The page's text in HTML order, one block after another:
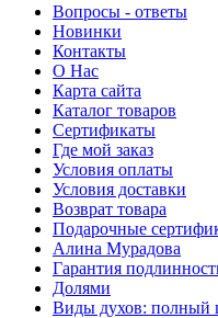
Вопросы - ответы
Новинки
Контакты
О Нас
Карта сайта
Каталог товаров
Сертификаты
Где мой заказ
Условия оплаты
Условия доставки
Возврат товара
Подарочные
Алина Мурадова
Гарантия
Долями
Виды духов: полный